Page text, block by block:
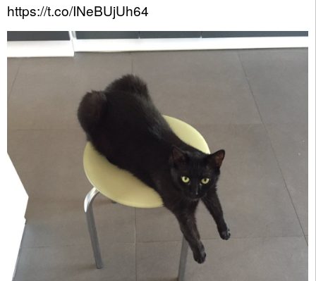
https://t.co/INeBUjUh64